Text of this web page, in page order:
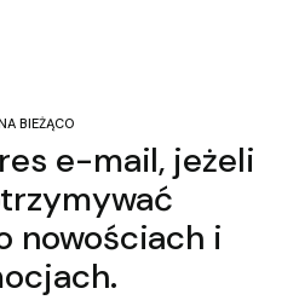
BIEŻĄCO
e-mail, jeżeli
nowościach i